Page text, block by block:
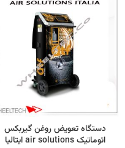
دستگاه تعویض روغن گیربکس
اتوماتیک air solutions ایتالیا